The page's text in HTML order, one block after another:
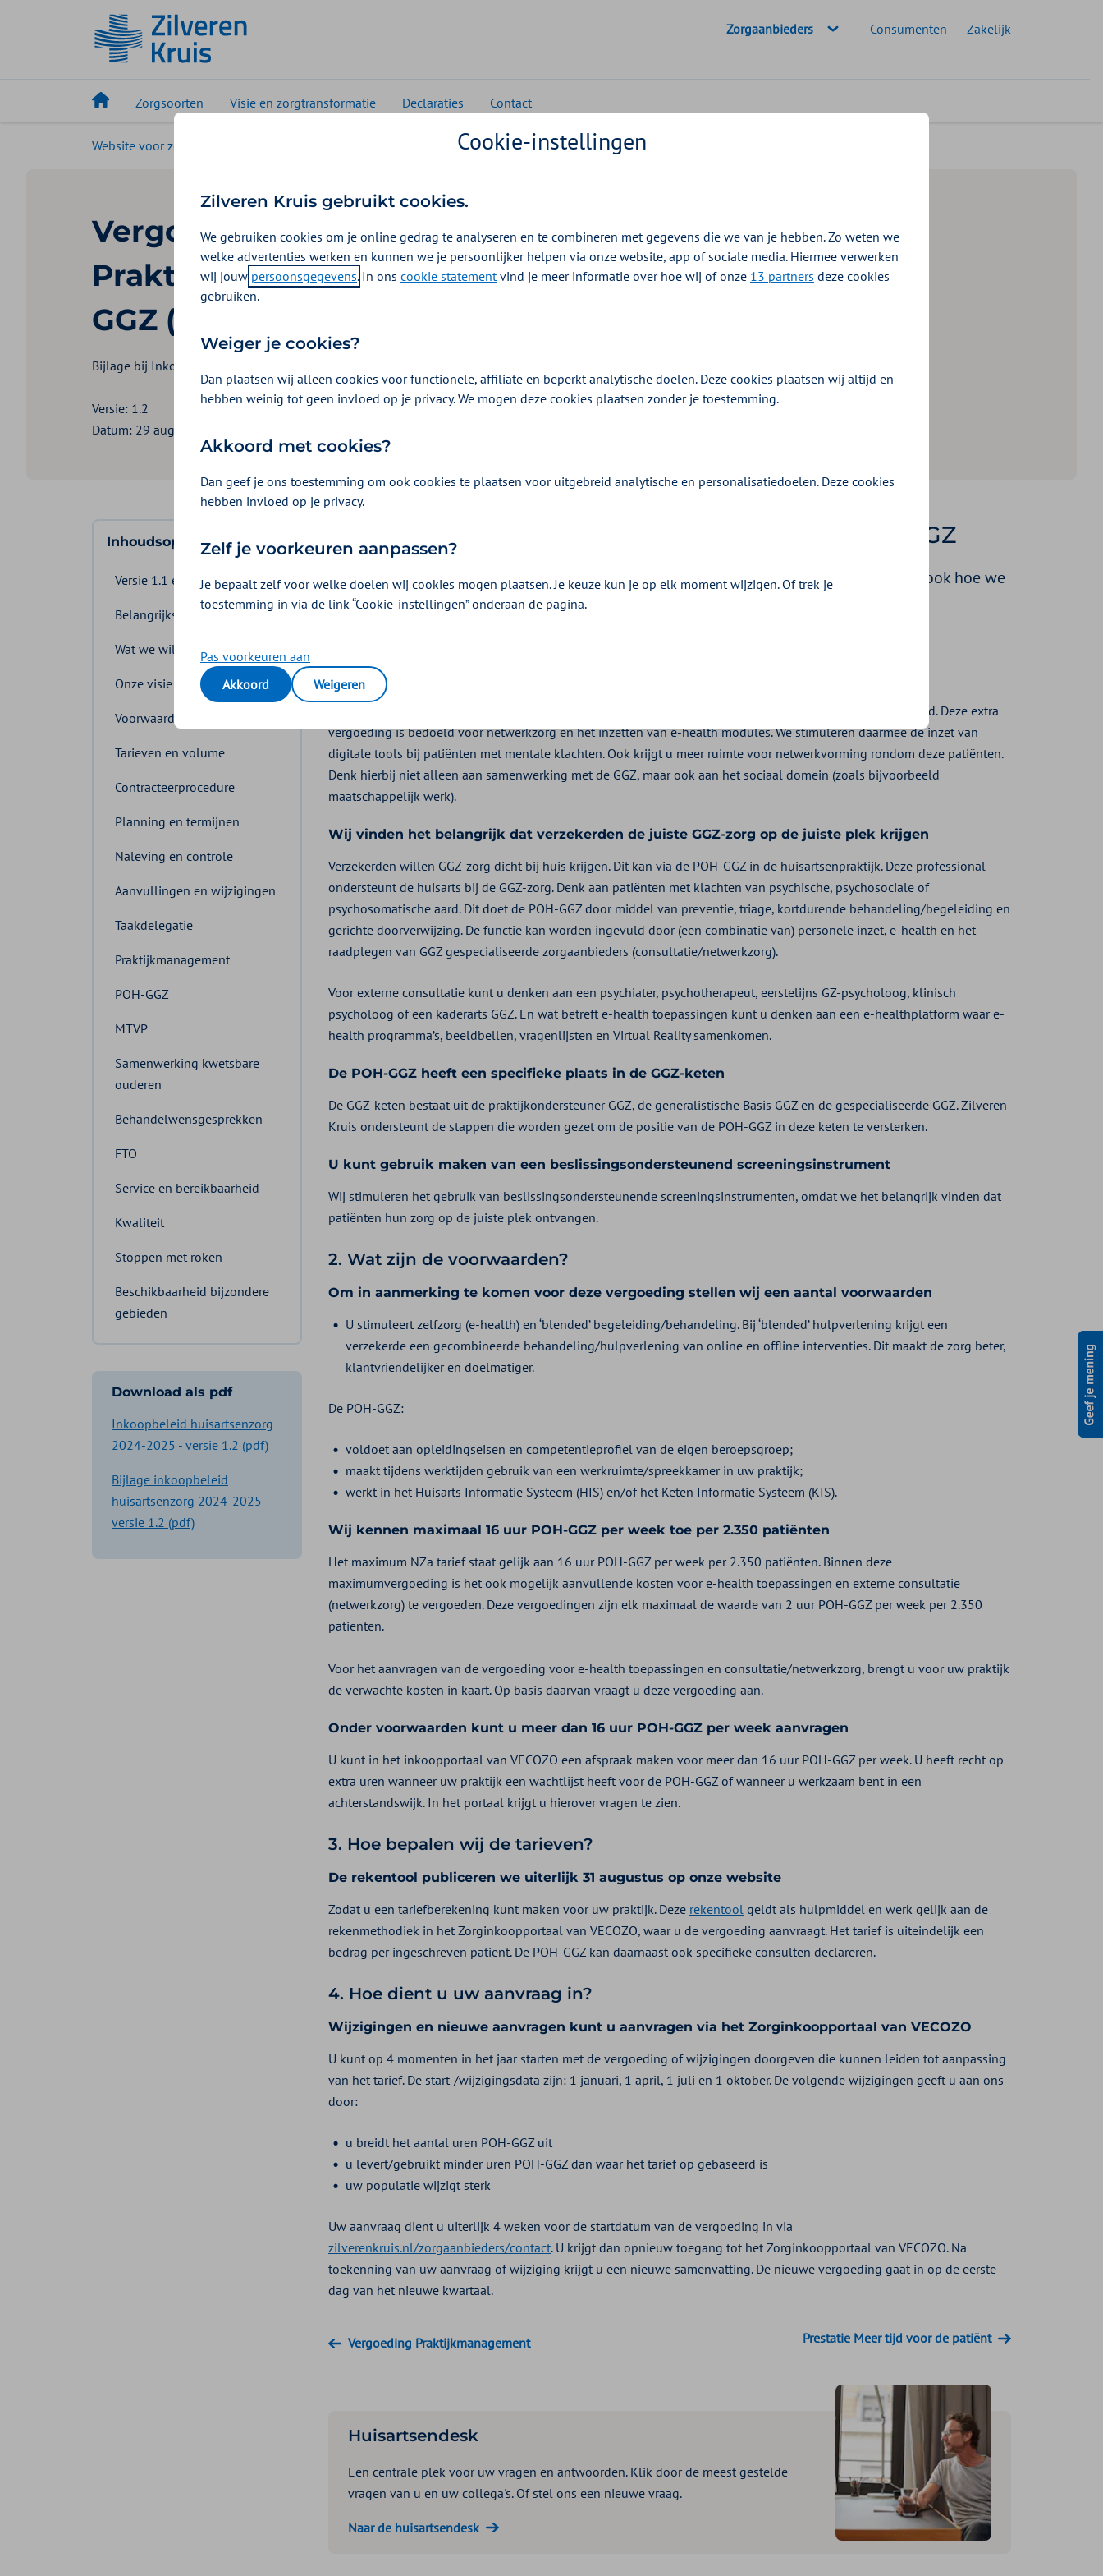
Geselecteerde doelgroep:
Zorgaanbieders Consumenten Zakelijk
Zorgsoorten Visie en zorgtransformatie Declaraties Contact
Website voor zorgaanbieders Huisartsenzorg Beleid en contract Inkoopbeleid Huisartsenzorg 2024-2025
Vergoeding
Praktijkondersteuning
GGZ (POH-GGZ)
Bijlage bij Inkoopbeleid Huisartsenzorg 2024-2025
Versie: 1.2
Datum: 29 augustus 2024
Inhoudsopgave
Versie 1.1 en 1.2
Belangrijkste wijzigingen
Wat we willen bereiken
Onze visie
Voorwaarden overeenkomst
Tarieven en volume
Contracteerprocedure
Planning en termijnen
Naleving en controle
Aanvullingen en wijzigingen
Taakdelegatie
Praktijkmanagement
POH-GGZ
MTVP
Samenwerking kwetsbare
ouderen
Behandelwensgesprekken
FTO
Service en bereikbaarheid
Kwaliteit
Stoppen met roken
Beschikbaarheid bijzondere
gebieden
Download als pdf
Inkoopbeleid huisartsenzorg
2024-2025 - versie 1.2 (pdf)
Bijlage inkoopbeleid
huisartsenzorg 2024-2025 -
versie 1.2 (pdf)
In dit hoofdstuk leest u over de vergoeding POH-GGZ
Over wat we willen bereiken en wat het voor u betekent, over de voorwaarden. Maar ook hoe we
de tarieven bepalen en hoe u een aanvraag indient.
U krijgt meer ruimte voor e-health en netwerkzorg
In het IZA is afgesproken dat maximum aantal uren POH-GGZ (per normpraktijk) met 4 uur worden verhoogd. Deze extra
vergoeding is bedoeld voor netwerkzorg en het inzetten van e-health modules. We stimuleren daarmee de inzet van
digitale tools bij patiënten met mentale klachten. Ook krijgt u meer ruimte voor netwerkvorming rondom deze patiënten.
Denk hierbij niet alleen aan samenwerking met de GGZ, maar ook aan het sociaal domein (zoals bijvoorbeeld
maatschappelijk werk).
Wij vinden het belangrijk dat verzekerden de juiste GGZ-zorg op de juiste plek krijgen
Verzekerden willen GGZ-zorg dicht bij huis krijgen. Dit kan via de POH-GGZ in de huisartsenpraktijk. Deze professional
ondersteunt de huisarts bij de GGZ-zorg. Denk aan patiënten met klachten van psychische, psychosociale of
psychosomatische aard. Dit doet de POH-GGZ door middel van preventie, triage, kortdurende behandeling/begeleiding en
gerichte doorverwijzing. De functie kan worden ingevuld door (een combinatie van) personele inzet, e-health en het
raadplegen van GGZ gespecialiseerde zorgaanbieders (consultatie/netwerkzorg).
Voor externe consultatie kunt u denken aan een psychiater, psychotherapeut, eerstelijns GZ-psycholoog, klinisch
psycholoog of een kaderarts GGZ. En wat betreft e-health toepassingen kunt u denken aan een e-healthplatform waar e-
health programma’s, beeldbellen, vragenlijsten en Virtual Reality samenkomen.
De POH-GGZ heeft een specifieke plaats in de GGZ-keten
De GGZ-keten bestaat uit de praktijkondersteuner GGZ, de generalistische Basis GGZ en de gespecialiseerde GGZ. Zilveren
Kruis ondersteunt de stappen die worden gezet om de positie van de POH-GGZ in deze keten te versterken.
U kunt gebruik maken van een beslissingsondersteunend screeningsinstrument
Wij stimuleren het gebruik van beslissingsondersteunende screeningsinstrumenten, omdat we het belangrijk vinden dat
patiënten hun zorg op de juiste plek ontvangen.
2. Wat zijn de voorwaarden?
Om in aanmerking te komen voor deze vergoeding stellen wij een aantal voorwaarden
U stimuleert zelfzorg (e-health) en ‘blended’ begeleiding/behandeling. Bij ‘blended’ hulpverlening krijgt een
verzekerde een gecombineerde behandeling/hulpverlening van online en offline interventies. Dit maakt de zorg beter,
klantvriendelijker en doelmatiger.
De POH-GGZ:
voldoet aan opleidingseisen en competentieprofiel van de eigen beroepsgroep;
maakt tijdens werktijden gebruik van een werkruimte/spreekkamer in uw praktijk;
werkt in het Huisarts Informatie Systeem (HIS) en/of het Keten Informatie Systeem (KIS).
Wij kennen maximaal 16 uur POH-GGZ per week toe per 2.350 patiënten
Het maximum NZa tarief staat gelijk aan 16 uur POH-GGZ per week per 2.350 patiënten. Binnen deze
maximumvergoeding is het ook mogelijk aanvullende kosten voor e-health toepassingen en externe consultatie
(netwerkzorg) te vergoeden. Deze vergoedingen zijn elk maximaal de waarde van 2 uur POH-GGZ per week per 2.350
patiënten.
Voor het aanvragen van de vergoeding voor e-health toepassingen en consultatie/netwerkzorg, brengt u voor uw praktijk
de verwachte kosten in kaart. Op basis daarvan vraagt u deze vergoeding aan.
Onder voorwaarden kunt u meer dan 16 uur POH-GGZ per week aanvragen
U kunt in het inkoopportaal van VECOZO een afspraak maken voor meer dan 16 uur POH-GGZ per week. U heeft recht op
extra uren wanneer uw praktijk een wachtlijst heeft voor de POH-GGZ of wanneer u werkzaam bent in een
achterstandswijk. In het portaal krijgt u hierover vragen te zien.
3. Hoe bepalen wij de tarieven?
De rekentool publiceren we uiterlijk 31 augustus op onze website
Zodat u een tariefberekening kunt maken voor uw praktijk. Deze rekentool geldt als hulpmiddel en werk gelijk aan de
rekenmethodiek in het Zorginkoopportaal van VECOZO, waar u de vergoeding aanvraagt. Het tarief is uiteindelijk een
bedrag per ingeschreven patiënt. De POH-GGZ kan daarnaast ook specifieke consulten declareren.
4. Hoe dient u uw aanvraag in?
Wijzigingen en nieuwe aanvragen kunt u aanvragen via het Zorginkoopportaal van VECOZO
U kunt op 4 momenten in het jaar starten met de vergoeding of wijzigingen doorgeven die kunnen leiden tot aanpassing
van het tarief. De start-/wijzigingsdata zijn: 1 januari, 1 april, 1 juli en 1 oktober. De volgende wijzigingen geeft u aan ons
door:
u breidt het aantal uren POH-GGZ uit
u levert/gebruikt minder uren POH-GGZ dan waar het tarief op gebaseerd is
uw populatie wijzigt sterk
Uw aanvraag dient u uiterlijk 4 weken voor de startdatum van de vergoeding in via
zilverenkruis.nl/zorgaanbieders/contact. U krijgt dan opnieuw toegang tot het Zorginkoopportaal van VECOZO. Na
toekenning van uw aanvraag of wijziging krijgt u een nieuwe samenvatting. De nieuwe vergoeding gaat in op de eerste
dag van het nieuwe kwartaal.
Vergoeding Praktijkmanagement Prestatie Meer tijd voor de patiënt
Huisartsendesk
Een centrale plek voor uw vragen en antwoorden. Klik door de meest gestelde
vragen van u en uw collega's. Of stel ons een nieuwe vraag.
Naar de huisartsendesk
Cookie-instellingen
Zilveren Kruis gebruikt cookies.
We gebruiken cookies om je online gedrag te analyseren en te combineren met gegevens die we van je hebben. Zo weten we
welke advertenties werken en kunnen we je persoonlijker helpen via onze website, app of sociale media. Hiermee verwerken
wij jouw persoonsgegevens. In ons cookie statementvind je meer informatie over hoe wij of onze 13 partners deze cookies
gebruiken.
Weiger je cookies?
Dan plaatsen wij alleen cookies voor functionele, affiliate en beperkt analytische doelen. Deze cookies plaatsen wij altijd en
hebben weinig tot geen invloed op je privacy. We mogen deze cookies plaatsen zonder je toestemming.
Akkoord met cookies?
Dan geef je ons toestemming om ook cookies te plaatsen voor uitgebreid analytische en personalisatiedoelen. Deze cookies
hebben invloed op je privacy.
Zelf je voorkeuren aanpassen?
Je bepaalt zelf voor welke doelen wij cookies mogen plaatsen. Je keuze kun je op elk moment wijzigen. Of trek je
toestemming in via de link “Cookie-instellingen” onderaan de pagina.
Pas voorkeuren aan
Akkoord
Weigeren